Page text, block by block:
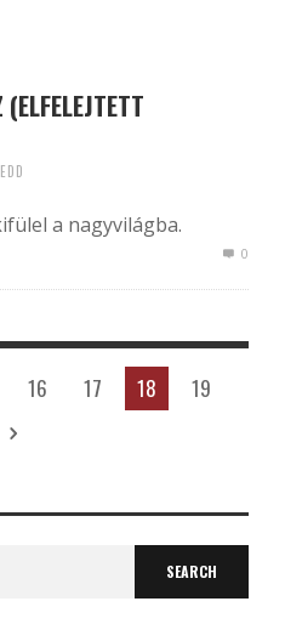
a nagyvilágba.
0
16 17 18 19